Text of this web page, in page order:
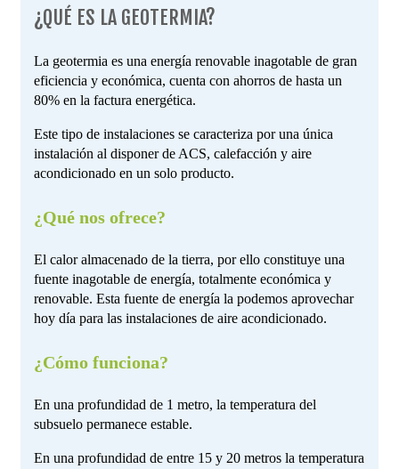
¿QUÉ ES LA GEOTERMIA?
La geotermia es una energía renovable inagotable de gran
eficiencia y económica, cuenta con ahorros de hasta un
80% en la factura energética.
Este tipo de instalaciones se caracteriza por una única
instalación al disponer de ACS, calefacción y aire
acondicionado en un solo producto.
¿Qué nos ofrece?
El calor almacenado de la tierra, por ello constituye una
fuente inagotable de energía, totalmente económica y
renovable. Esta fuente de energía la podemos aprovechar
hoy día para las instalaciones de aire acondicionado.
¿Cómo funciona?
En una profundidad de 1 metro, la temperatura del
subsuelo permanece estable.
En una profundidad de entre 15 y 20 metros la temperatura